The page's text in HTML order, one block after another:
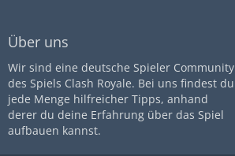
Über uns
Wir sind eine deutsche Spieler Community
des Spiels Clash Royale. Bei uns findest du
jede Menge hilfreicher Tipps, anhand
derer du deine Erfahrung über das Spiel
aufbauen kannst.